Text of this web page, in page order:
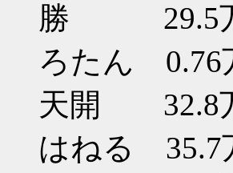
勝 29.5万
ろたん 0.76
天開 32.8万
はねる 35.7